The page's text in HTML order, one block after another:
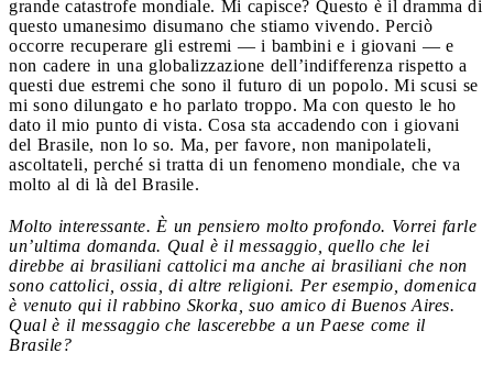
grande catastrofe mondiale. Mi capisce? Questo è il dramma di
questo umanesimo disumano che stiamo vivendo. Perciò
occorre recuperare gli estremi — i bambini e i giovani — e
non cadere in una globalizzazione dell’indifferenza rispetto a
questi due estremi che sono il futuro di un popolo. Mi scusi se
mi sono dilungato e ho parlato troppo. Ma con questo le ho
dato il mio punto di vista. Cosa sta accadendo con i giovani
del Brasile, non lo so. Ma, per favore, non manipolateli,
ascoltateli, perché si tratta di un fenomeno mondiale, che va
molto al di là del Brasile.
Molto interessante. È un pensiero molto profondo. Vorrei farle
un’ultima domanda. Qual è il messaggio, quello che lei
direbbe ai brasiliani cattolici ma anche ai brasiliani che non
sono cattolici, ossia, di altre religioni. Per esempio, domenica
è venuto qui il rabbino Skorka, suo amico di Buenos Aires.
Qual è il messaggio che lascerebbe a un Paese come il
Brasile?